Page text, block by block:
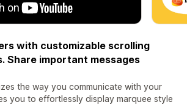
with customizable scrolling
Share important messages
the way you communicate with your
you to effortlessly display marquee style